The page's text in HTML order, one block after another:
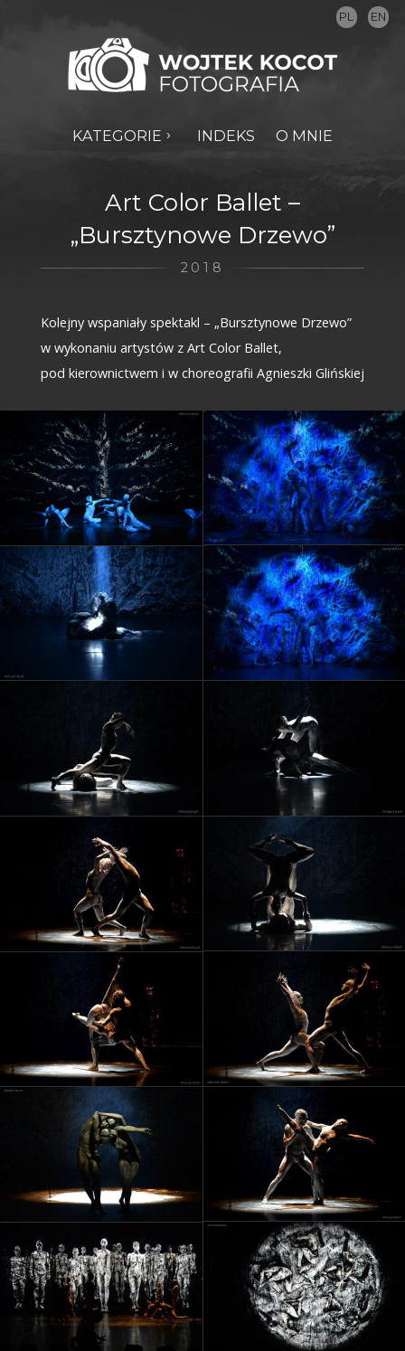
PL EN
KATEGORIE INDEKS O MNIE
Art Color Ballet –
„Bursztynowe Drzewo”
2018
Kolejny wspaniały spektakl – „Bursztynowe Drzewo”
w wykonaniu artystów z Art Color Ballet,
pod kierownictwem i w choreografii Agnieszki Glińskiej